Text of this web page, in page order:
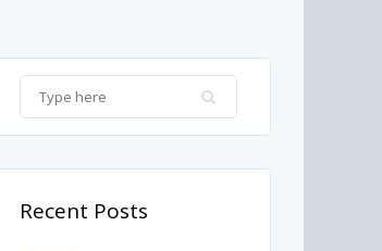
Recent Posts